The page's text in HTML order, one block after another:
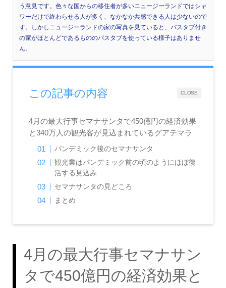
う意見です。色々な国からの移住者が多いニュージーランドではシャ
ワーだけで終わらせる人が多く、なかなか共感できる人は少ないので
す。しかしニュージーランドの家の写真を見ていると、バスタブ付き
の家がほとんどであるもののバスタブを使っている様子はありませ
ん。
CLOSE
この記事の内容
4月の最大行事セマナサンタで450億円の経済効果
と340万人の観光客が見込まれているグアテマラ
パンデミック後のセマナサンタ
観光業はパンデミック前の頃のようにほぼ復
活する見込み
セマナサンタの見どころ
まとめ
4月の最大行事セマナサン
タで450億円の経済効果と